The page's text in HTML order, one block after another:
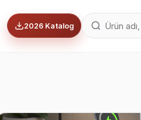
2026 Katalog